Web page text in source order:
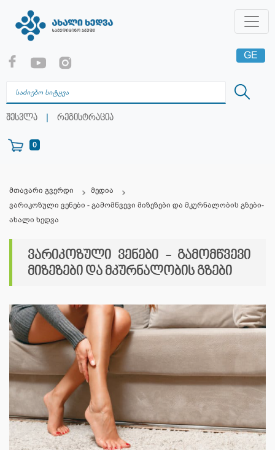
შესვლა | რეგისტრაცია
0
GE
RU
მთავარი გვერდი
მედია
ვარიკოზული ვენები - გამომწვევი მიზეზები და მკურნალობის გზები-
ახალი ხედვა
ვარიკოზული ვენები - გამომწვევი
მიზეზები და მკურნალობის გზები